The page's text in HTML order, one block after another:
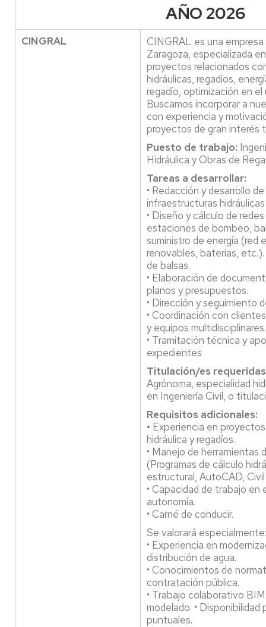
AÑO 2026
CINGRAL
CINGRAL es una
Zaragoza, especializada
proyectos relacionados
hidráulicas, regadíos,
regadío, optimización en el
Buscamos incorporar a
con experiencia y
proyectos de gran interés
Puesto de trabajo:
Hidráulica y Obras de
Tareas a desarrollar:
• Redacción y desarrollo
infraestructuras hidráulicas
• Diseño y cálculo de
estaciones de bombeo,
suministro de energía (red
renovables, baterías,
de balsas.
• Elaboración de
planos y presupuestos.
• Dirección y seguimiento
• Coordinación con
y equipos multidisciplinares.
• Tramitación técnica y
expedientes
Titulación/es
Agrónoma, especialidad
en Ingeniería Civil, o
Requisitos adicionales:
• Experiencia en
hidráulica y regadíos.
• Manejo de herramientas
(Programas de cálculo
estructural, AutoCAD,
• Capacidad de trabajo en
autonomía.
• Carné de conducir.
Se valorará
• Experiencia en
distribución de agua.
• Conocimientos de
contratación pública.
• Trabajo colaborativo
modelado. •
puntuales.